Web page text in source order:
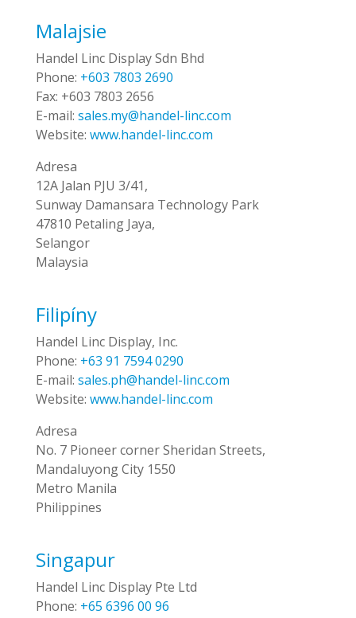
Malajsie
Handel Linc Display Sdn Bhd
Phone: +603 7803 2690
Fax: +603 7803 2656
E-mail: sales.my@handel-linc.com
Website: www.handel-linc.com
Adresa
12A Jalan PJU 3/41,
Sunway Damansara Technology Park
47810 Petaling Jaya,
Selangor
Malaysia
Filipíny
Handel Linc Display, Inc.
Phone: +63 91 7594 0290
E-mail: sales.ph@handel-linc.com
Website: www.handel-linc.com
Adresa
No. 7 Pioneer corner Sheridan Streets,
Mandaluyong City 1550
Metro Manila
Philippines
Singapur
Handel Linc Display Pte Ltd
Phone: +65 6396 00 96